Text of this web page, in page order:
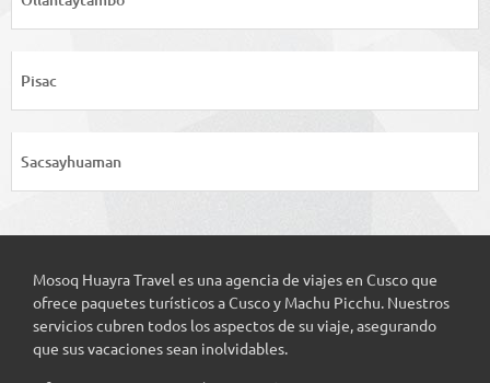
Pisac
Sacsayhuaman
Mosoq Huayra Travel es una agencia de viajes en Cusco que
ofrece paquetes turísticos a Cusco y Machu Picchu. Nuestros
servicios cubren todos los aspectos de su viaje, asegurando
que sus vacaciones sean inolvidables.